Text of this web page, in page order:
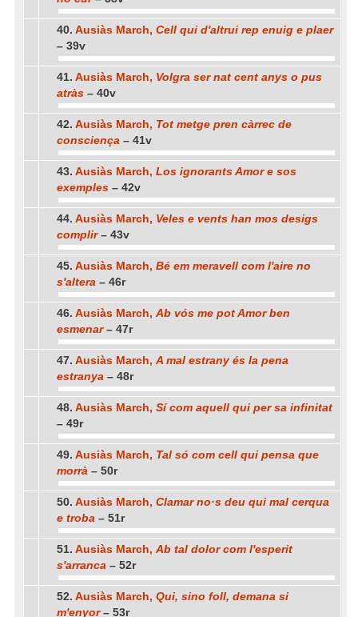
40. Ausiàs March, Cell qui d'altrui rep enuig e plaer
– 39v
41. Ausiàs March, Volgra ser nat cent anys o pus
atràs – 40v
42. Ausiàs March, Tot metge pren càrrec de
consciença – 41v
43. Ausiàs March, Los ignorants Amor e sos
exemples – 42v
44. Ausiàs March, Veles e vents han mos desigs
complir– 43v
45. Ausiàs March, Bé em meravell com l'aire no
s'altera – 46r
46. Ausiàs March, Ab vós me pot Amor ben
esmenar– 47r
47. Ausiàs March, A mal estrany és la pena
estranya – 48r
48. Ausiàs March, Sí com aquell qui per sa infinitat
– 49r
49. Ausiàs March, Tal só com cell qui pensa que
morrà – 50r
50. Ausiàs March, Clamar no·s deu qui mal cerqua
e troba – 51r
51. Ausiàs March, Ab tal dolor com l'esperit
s'arranca – 52r
52. Ausiàs March, Qui, sino foll, demana si
m'enyor– 53r